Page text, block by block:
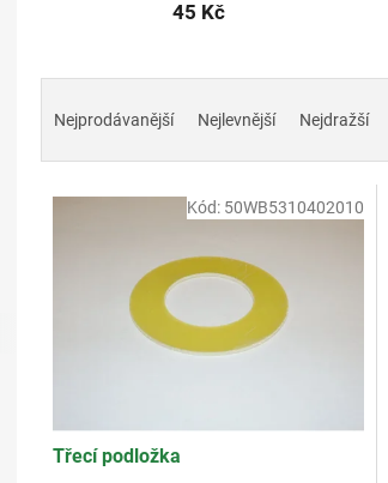
45 Kč
e
n
ů
Nejprodávanější Nejlevnější Nejdražší
V
Třecí podložka
Kód: 50WB5310402010